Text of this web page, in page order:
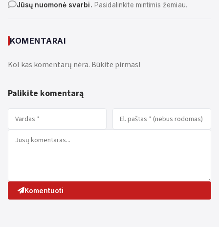
Jūsų nuomonė svarbi. Pasidalinkite mintimis žemiau.
KOMENTARAI
Kol kas komentarų nėra. Būkite pirmas!
Palikite komentarą
Komentuoti